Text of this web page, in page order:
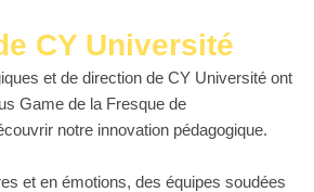
CY Université
et de direction de CY Université ont
Game de la Fresque de
notre innovation pédagogique.
et en émotions, des équipes soudées